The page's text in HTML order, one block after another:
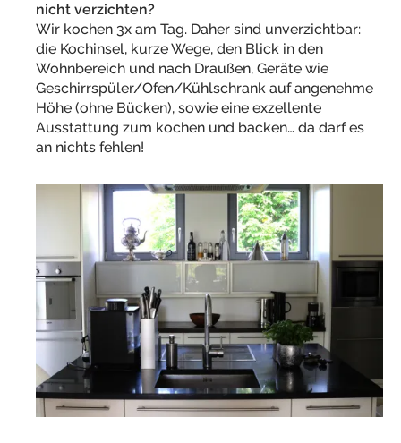
nicht verzichten?
Wir kochen 3x am Tag. Daher sind unverzichtbar:
die Kochinsel, kurze Wege, den Blick in den
Wohnbereich und nach Draußen, Geräte wie
Geschirrspüler/Ofen/Kühlschrank auf angenehme
Höhe (ohne Bücken), sowie eine exzellente
Ausstattung zum kochen und backen… da darf es
an nichts fehlen!